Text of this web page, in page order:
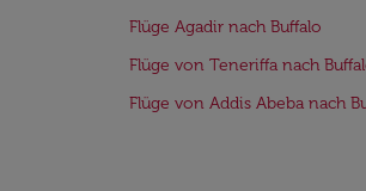
Flüge Agadir nach Buffalo
Flüge von Teneriffa nach
Flüge von Addis Abeba nach